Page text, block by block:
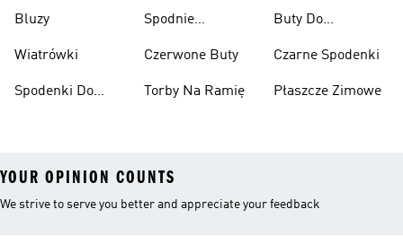
Bluzy
Wiatrówki
Spodenki Do
Spodnie
Czerwone Buty
Torby Na Ramię
Buty Do
Czarne Spodenki
Płaszcze Zimowe
YOUR OPINION COUNTS
We strive to serve you better and appreciate your feedback